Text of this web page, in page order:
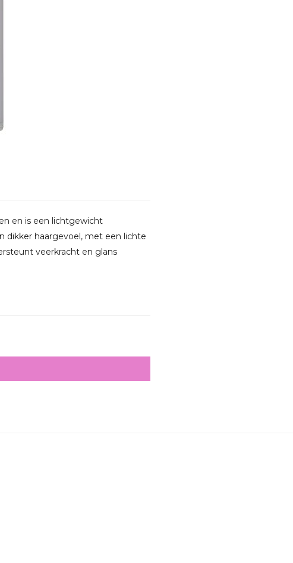
en is een lichtgewicht
dikker haargevoel, met een lichte
veerkracht en glans